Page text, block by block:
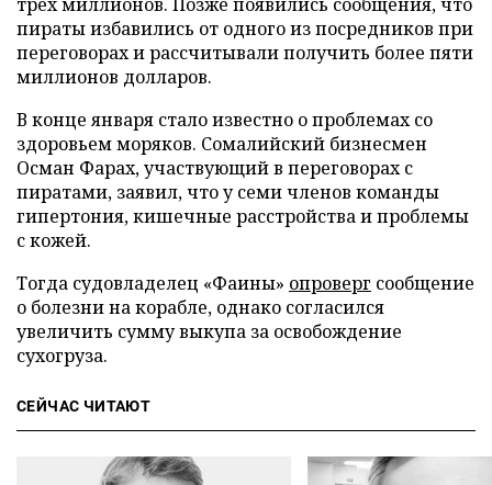
пираты избавились от одного из посредников при
переговорах и рассчитывали получить более пяти
миллионов долларов.
В конце января стало известно о проблемах со
здоровьем моряков. Сомалийский бизнесмен
Осман Фарах, участвующий в переговорах с
пиратами, заявил, что у семи членов команды
гипертония, кишечные расстройства и проблемы
с кожей.
Тогда судовладелец «Фаины» опроверг сообщение
о болезни на корабле, однако согласился
увеличить сумму выкупа за освобождение
сухогруза.
СЕЙЧАС ЧИТАЮТ